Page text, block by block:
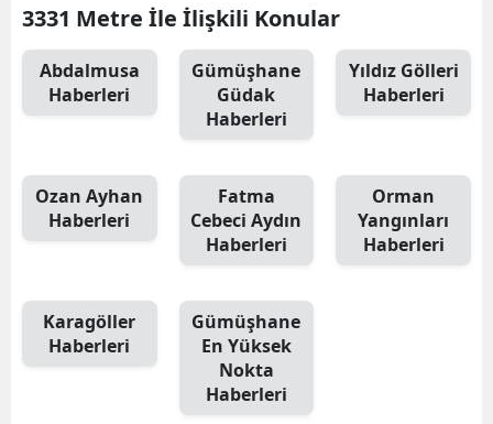
Erzincan
Erzurum
Eskişehir
Giresun
Gümüşhane
Hatay
Isparta
3331 Metre İle İlişkili Konular
Abdalmusa
Haberleri
Gümüşhane
Güdak
Haberleri
Yıldız Gölleri
Haberleri
Ozan Ayhan
Haberleri
Fatma
Cebeci Aydın
Haberleri
Orman
Yangınları
Haberleri
Karagöller
Haberleri
Gümüşhane
En Yüksek
Nokta
Haberleri